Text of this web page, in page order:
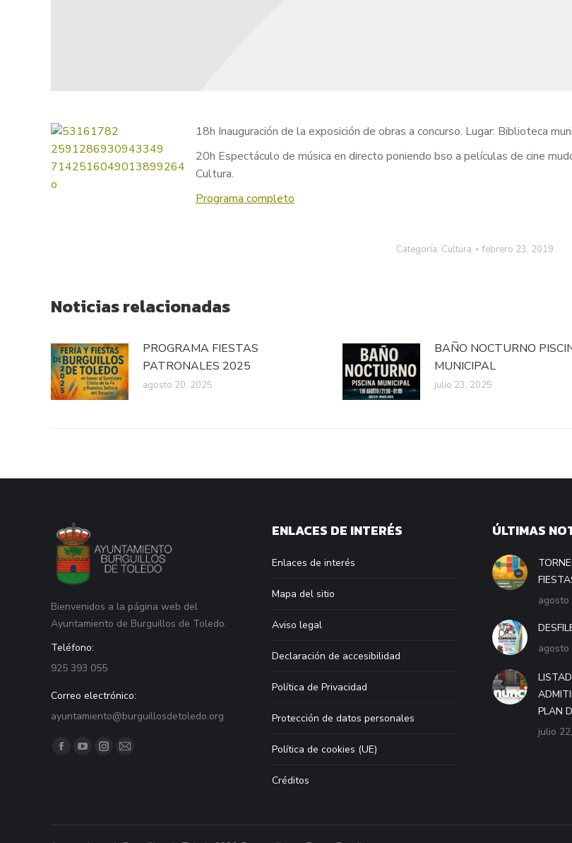
18h Inauguración de la exposición de obras a concurso. Lugar: Biblioteca
20h Espectáculo de música en directo poniendo bso a películas de cine
Cultura.
Programa completo
Categoría: Cultura febrero 23, 2019
Noticias relacionadas
PROGRAMA FIESTAS
PATRONALES 2025
agosto 20, 2025
BAÑO NOCTURNO
MUNICIPAL
julio 23, 2025
Bienvenidos a la página web del
Ayuntamiento de Burguillos de Toledo.
Teléfono:
925 393 055
Correo electrónico:
ayuntamiento@burguillosdetoledo.org
Find us on:
Facebook
new
YouTube
new
Instagram
new
Mail
new
ENLACES DE INTERÉS
Enlaces de interés
Mapa del sitio
Aviso legal
Declaración de accesibilidad
Política de Privacidad
Protección de datos personales
Política de cookies (UE)
Créditos
ÚLTIMAS
agosto
agosto
PLAN
julio